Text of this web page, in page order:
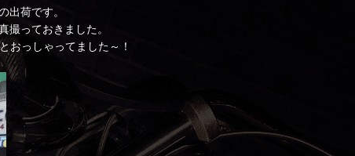
出荷です。
っておきました。
おっしゃってました～！